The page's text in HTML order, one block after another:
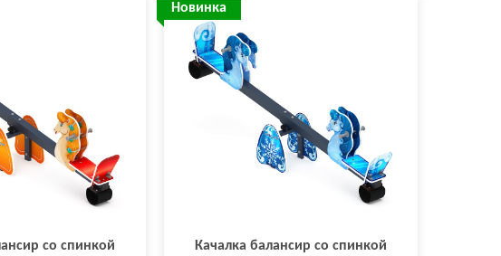
со спинкой
Новинка
Качалка балансир со спинкой